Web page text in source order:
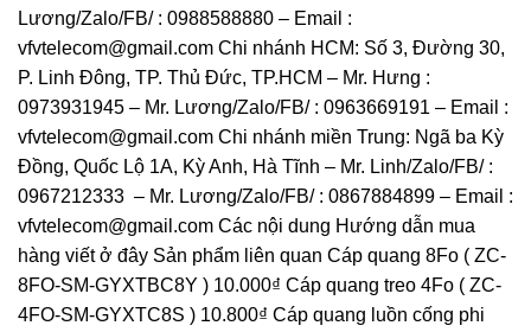
Lương/Zalo/FB/ : 0988588880 – Email :
vfvtelecom@gmail.com Chi nhánh HCM: Số 3, Đường 30,
P. Linh Đông, TP. Thủ Đức, TP.HCM – Mr. Hưng :
0973931945 – Mr. Lương/Zalo/FB/ : 0963669191 – Email :
vfvtelecom@gmail.com Chi nhánh miền Trung: Ngã ba Kỳ
Đồng, Quốc Lộ 1A, Kỳ Anh, Hà Tĩnh – Mr. Linh/Zalo/FB/ :
0967212333 – Mr. Lương/Zalo/FB/ : 0867884899 – Email :
vfvtelecom@gmail.com Các nội dung Hướng dẫn mua
hàng viết ở đây Sản phẩm liên quan Cáp quang 8Fo ( ZC-
8FO-SM-GYXTBC8Y ) 10.000₫ Cáp quang treo 4Fo ( ZC-
4FO-SM-GYXTC8S ) 10.800₫ Cáp quang luồn cống phi